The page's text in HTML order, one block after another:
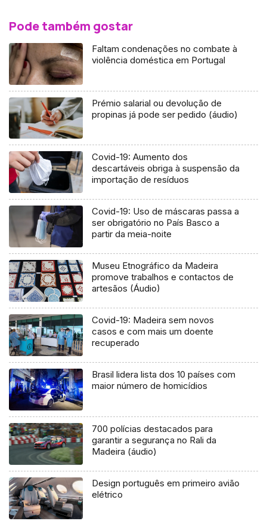
Pode também gostar
Faltam condenações no combate à
violência doméstica em Portugal
Prémio salarial ou devolução de
propinas já pode ser pedido (áudio)
Covid-19: Aumento dos
descartáveis obriga à suspensão da
importação de resíduos
Covid-19: Uso de máscaras passa a
ser obrigatório no País Basco a
partir da meia-noite
Museu Etnográfico da Madeira
promove trabalhos e contactos de
artesãos (Áudio)
Covid-19: Madeira sem novos
casos e com mais um doente
recuperado
Brasil lidera lista dos 10 países com
maior número de homicídios
700 polícias destacados para
garantir a segurança no Rali da
Madeira (áudio)
Design português em primeiro avião
elétrico